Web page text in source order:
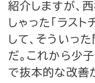
紹介しますが、
しゃった「ラス
して、そういっ
だ。これから少
で抜本的な改善